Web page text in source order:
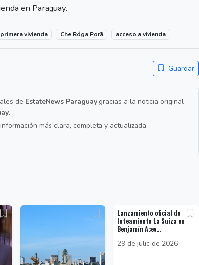
en Paraguay.
primera vivienda Che Róga Porã acceso a vivienda
Guardar
de EstateNews Paraguay gracias a la noticia original
.
más clara, completa y actualizada.
Lanzamiento oficial de
loteamiento La Suiza en
Benjamín Acev...
29 de julio de 2026